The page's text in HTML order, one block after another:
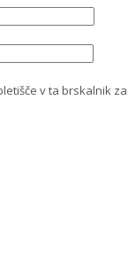
v ta brskalnik